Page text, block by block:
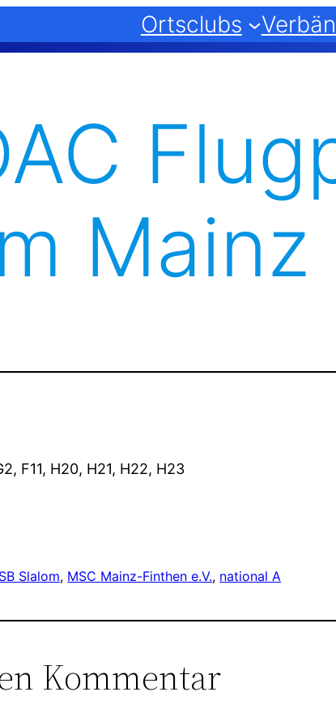
Ortsclubs
F11, H20, H21, H22, H23
Slalom, MSC Mainz-Finthen e.V., national A
Kommentar